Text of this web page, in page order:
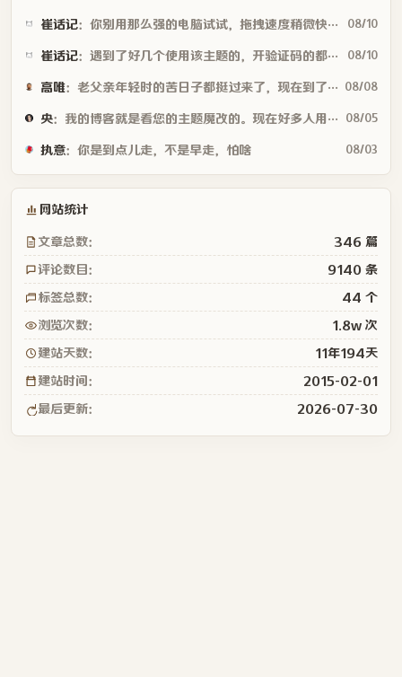
崔话记：你别用那么强的电脑试试，拖拽速度稍微快一点 08/10
崔话记：遇到了好几个使用该主题的，开验证码的都有个共同点，验证码不顺滑(卡顿... 08/10
高唯：老父亲年轻时的苦日子都挺过来了，现在到了咱们接棒照顾他们的时候，有空... 08/08
央：我的博客就是看您的主题魔改的。现在好多人用你这个AI做的，就否定别人... 08/05
执意：你是到点儿走，不是早走，怕啥 08/03
网站统计
文章总数： 346 篇
评论数目： 9140 条
标签总数： 44 个
浏览次数： 1.8w 次
建站天数： 11年194天
建站时间： 2015-02-01
最后更新： 2026-07-30